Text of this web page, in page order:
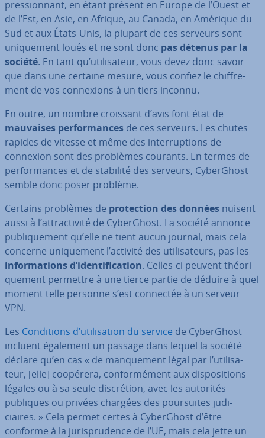
pres­sion­nant, en étant présent en Europe de l’Ouest et
de l’Est, en Asie, en Afrique, au Canada, en Amérique du
Sud et aux États-Unis, la plupart de ces serveurs sont
uni­que­ment loués et ne sont donc pas détenus par la
société. En tant qu’uti­li­sa­teur, vous devez donc savoir
que dans une certaine mesure, vous confiez le chif­fre­
ment de vos con­nexions à un tiers inconnu.
En outre, un nombre croissant d’avis font état de
mauvaises per­for­mances de ces serveurs. Les chutes
rapides de vitesse et même des in­ter­rup­tions de
connexion sont des problèmes courants. En termes de
per­for­mances et de stabilité des serveurs, Cy­ber­Ghost
semble donc poser problème.
Certains problèmes de pro­tec­tion des données nuisent
aussi à l’at­trac­ti­vité de Cy­ber­Ghost. La société annonce
pu­bli­que­ment qu’elle ne tient aucun journal, mais cela
concerne uni­que­ment l’activité des uti­li­sa­teurs, pas les
in­for­ma­tions d’iden­ti­fi­ca­tion. Celles-ci peuvent théo­ri­
que­ment permettre à une tierce partie de déduire à quel
moment telle personne s’est connectée à un serveur
VPN.
Les Con­di­tions d’uti­li­sa­tion du service de Cy­ber­Ghost
incluent également un passage dans lequel la société
déclare qu’en cas « de man­que­ment légal par l’uti­li­sa­
teur, [elle] coopérera, con­for­mé­ment aux dis­po­si­tions
légales ou à sa seule dis­cré­tion, avec les autorités
publiques ou privées chargées des pour­suites ju­di­
ciaires. » Cela permet certes à Cy­ber­Ghost d’être
conforme à la ju­ris­pru­dence de l’UE, mais cela jette un